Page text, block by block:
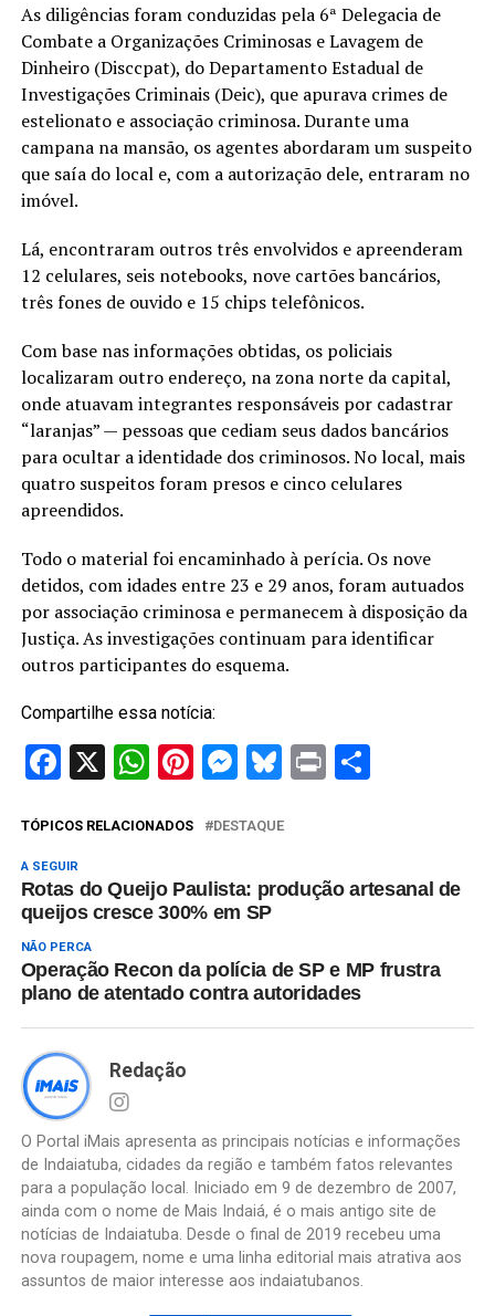
As diligências foram conduzidas pela 6ª Delegacia de
Combate a Organizações Criminosas e Lavagem de
Dinheiro (Disccpat), do Departamento Estadual de
Investigações Criminais (Deic), que apurava crimes de
estelionato e associação criminosa. Durante uma
campana na mansão, os agentes abordaram um suspeito
que saía do local e, com a autorização dele, entraram no
imóvel.
Lá, encontraram outros três envolvidos e apreenderam
12 celulares, seis notebooks, nove cartões bancários,
três fones de ouvido e 15 chips telefônicos.
Com base nas informações obtidas, os policiais
localizaram outro endereço, na zona norte da capital,
onde atuavam integrantes responsáveis por cadastrar
“laranjas” — pessoas que cediam seus dados bancários
para ocultar a identidade dos criminosos. No local, mais
quatro suspeitos foram presos e cinco celulares
apreendidos.
Todo o material foi encaminhado à perícia. Os nove
detidos, com idades entre 23 e 29 anos, foram autuados
por associação criminosa e permanecem à disposição da
Justiça. As investigações continuam para identificar
outros participantes do esquema.
Compartilhe essa notícia:
Facebook
X WhatsApp
Pinterest
Messenger
Bluesky
PrintShare
TÓPICOS RELACIONADOS DESTAQUE
A SEGUIR
Rotas do Queijo Paulista: produção artesanal de
queijos cresce 300% em SP
NÃO PERCA
Operação Recon da polícia de SP e MP frustra
plano de atentado contra autoridades
Redação
O Portal iMais apresenta as principais notícias e informações
de Indaiatuba, cidades da região e também fatos relevantes
para a população local. Iniciado em 9 de dezembro de 2007,
ainda com o nome de Mais Indaiá, é o mais antigo site de
notícias de Indaiatuba. Desde o final de 2019 recebeu uma
nova roupagem, nome e uma linha editorial mais atrativa aos
assuntos de maior interesse aos indaiatubanos.